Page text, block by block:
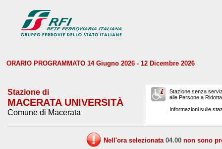
ORARIO PROGRAMMATO 14 Giugno 2026 - 12 Dicembre 2026
Stazione di
MACERATA UNIVERSITÀ
Comune di Macerata
Stazione senza
alle Persone a
Informazioni sulle
Nell'ora selezionata 04.00 non sono